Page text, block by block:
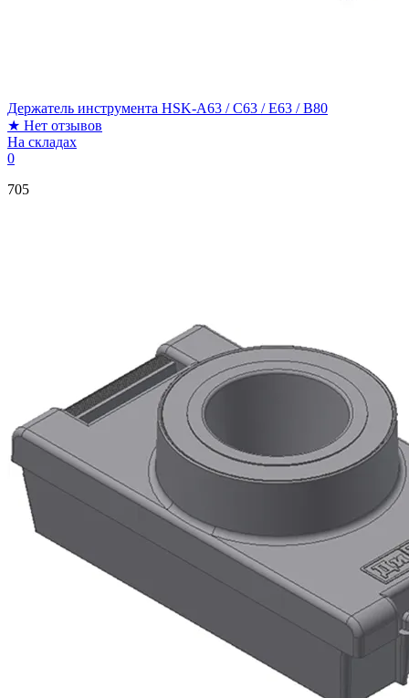
Держатель инструмента HSK-A63 / C63 / E63 / B80
★ Нет отзывов
На складах
0
705